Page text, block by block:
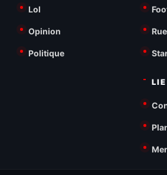
Lol
Opinion
Politique